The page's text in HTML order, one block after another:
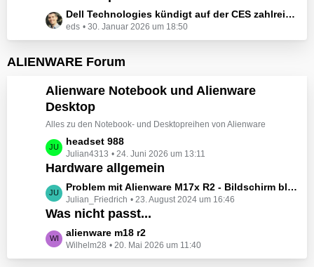
ä
g
i
ä
e
z
t
e
e
t
r
ä
g
e
L
e
t
z
e
B
e
i
t
r
ä
g
e
Dell Technologies kündigt auf der CES zahlreiche Alienware-Neuheiten an
eds 30. Januar 2026 um 18:50
ALIENWARE Forum
Alienware Notebook und Alienware
Desktop
Alles zu den Notebook- und Desktopreihen von Alienware
L
e
t
z
t
e
e
headset 988
Julian4313 24. Juni 2026 um 13:11
Hardware allgemein
L
e
t
z
t
e
Problem mit Alienware M17x R2 - Bildschirm bleibt schwarz beim Start
Julian_Friedrich 23. August 2024 um 16:46
Was nicht passt...
L
e
t
alienware m18 r2
Wilhelm28 20. Mai 2026 um 11:40